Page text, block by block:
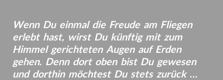
Wenn Du einmal die Freude am Fliegen
erlebt hast, wirst Du künftig mit zum
Himmel gerichteten Augen auf Erden
gehen. Denn dort oben bist Du gewesen
und dorthin möchtest Du stets zurück …